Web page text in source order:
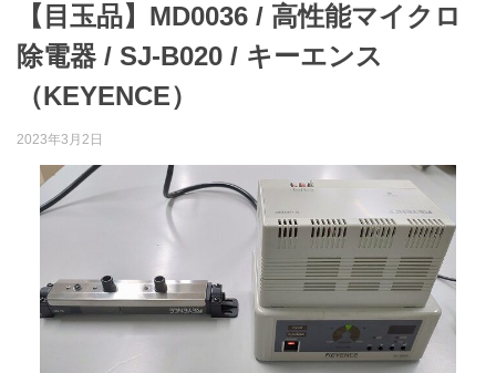
【目玉品】MD0036 / 高性能マイクロ
除電器 / SJ-B020 / キーエンス
（KEYENCE）
2023年3月2日